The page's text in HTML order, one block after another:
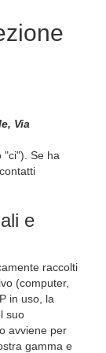
Via
"ci"). Se ha
e
raccolti
(computer,
in uso, la
suo
avviene per
gamma e